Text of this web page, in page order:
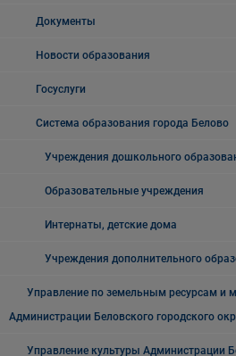
Документы
Новости образования
Госуслуги
Система образования города Белово
Учреждения дошкольного
Образовательные учреждения
Интернаты, детские дома
Учреждения дополнительного
Управление по земельным ресурсам и
Администрации Беловского городского
Управление культуры Администрации